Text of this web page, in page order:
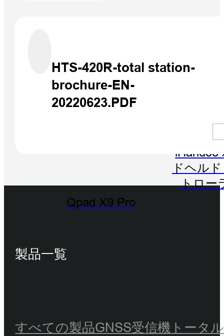
Qpad X9 Pro
iHand55
ドヘル
トロー
HTS-420R-total station-
brochure-EN-
20220623.PDF
製品一覧
すべての製品GNSS受信機 トータ